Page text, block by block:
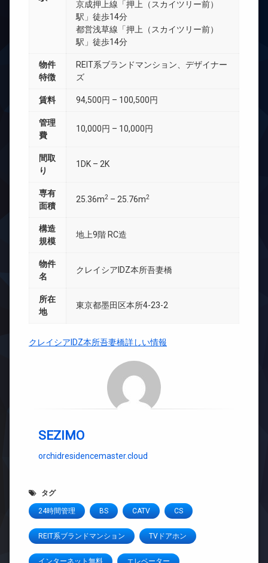
京成押上線「押上（スカイツリー前）
駅」徒歩14分
都営浅草線「押上（スカイツリー前）
駅」徒歩14分
物件
特徴
REIT系ブランドマンション、デザイナー
ズ
賃料 94,500円 – 100,500円
管理
費
10,000円 – 10,000円
間取
り
1DK – 2K
専有
面積
25.36m2 – 25.76m2
構造
規模
地上9階 RC造
物件
名
クレイシアIDZ本所吾妻橋
所在
地
東京都墨田区本所4-23-2
クレイシアIDZ本所吾妻橋詳しい情報
SEZIMO
orchidresidencemaster.cloud
タグ
24時間管理 BS CATV CS
REIT系ブランドマンション TVドアホン
インターネット無料 エレベーター